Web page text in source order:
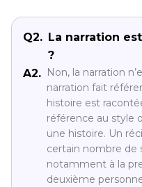
Q2. La narration
?
A2.
Non, la narration
narration fait
histoire est
référence au style
une histoire. Un
certain nombre de
notamment à la
deuxième